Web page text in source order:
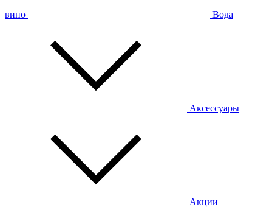
вино Вода
Аксессуары
Акции